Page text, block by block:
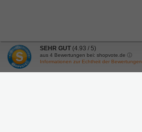
SEHR GUT (4.93 / 5)
aus 4 Bewertungen bei: shopvote.de ⓘ
Informationen zur Echtheit der Bewertungen